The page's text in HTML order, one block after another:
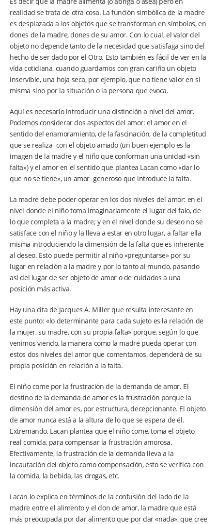
realidad se trata de otra cosa. La función simbólica de la madre
es desplazada a los objetos que se transforman en símbolos, en
dones de la madre, dones de su amor. Con lo cual, el valor del
objeto no depende tanto de la necesidad que satisfaga sino del
hecho de ser dado por el Otro. Esto también es fácil de ver en la
vida cotidiana, cuando guardamos con gran cariño un objeto
inservible, una hoja seca, por ejemplo, que no tiene valor en sí
misma sino por la situación o la persona que evoca.
Aquí es necesario introducir una distinción a nivel del amor.
Podemos considerar dos aspectos del amor: el amor en el
sentido del enamoramiento, de la fascinación, de la completitud
que se realiza con el objeto amado (un buen ejemplo es la
imagen de la madre y el niño que conforman una unidad «sin
falta») y el amor en el sentido que plantea Lacan como «dar lo
que no se tiene», un amor generoso que introduce la falta.
La madre debe poder operar en los dos niveles del amor: en el
nivel donde el niño toma imaginariamente el lugar del falo, de
lo que completa a la madre; y en el nivel donde su deseo no se
satisface con el niño y la lleva a estar en otro lugar, a faltar ella
misma introduciendo la dimensión de la falta que es inherente
al deseo. Esto puede permitir al niño «preguntarse» por su
lugar en relación a la madre y por lo tanto al mundo, pasando
así del lugar de ser objeto de amor o de cuidados a una
posición más activa.
Hay una cita de Jacques A. Miller que resulta interesante en
este punto: «lo determinante para cada sujeto es la relación de
la mujer, su madre, con su propia falta» porque, según lo que
venimos viendo, la manera como la madre pueda operar con
estos dos niveles del amor que comentamos, dependerá de su
propia posición en relación a la falta.
El niño come por la frustración de la demanda de amor. El
destino de la demanda de amor es la frustración porque la
dimensión del amor es, por estructura, decepcionante. El objeto
de amor nunca está a la altura de lo que se espera de él.
Extremando, Lacan plantea que el niño come, toma el objeto
real comida, para compensar la frustración amorosa.
Efectivamente, la frustración de la demanda lleva a la
incautación del objeto como compensación, esto se verifica con
la comida, la bebida, las drogas, etc.
Lacan lo explica en términos de la confusión del lado de la
madre entre el alimento y el don de amor, la madre que está
más preocupada por dar alimento que por dar «nada», que cree